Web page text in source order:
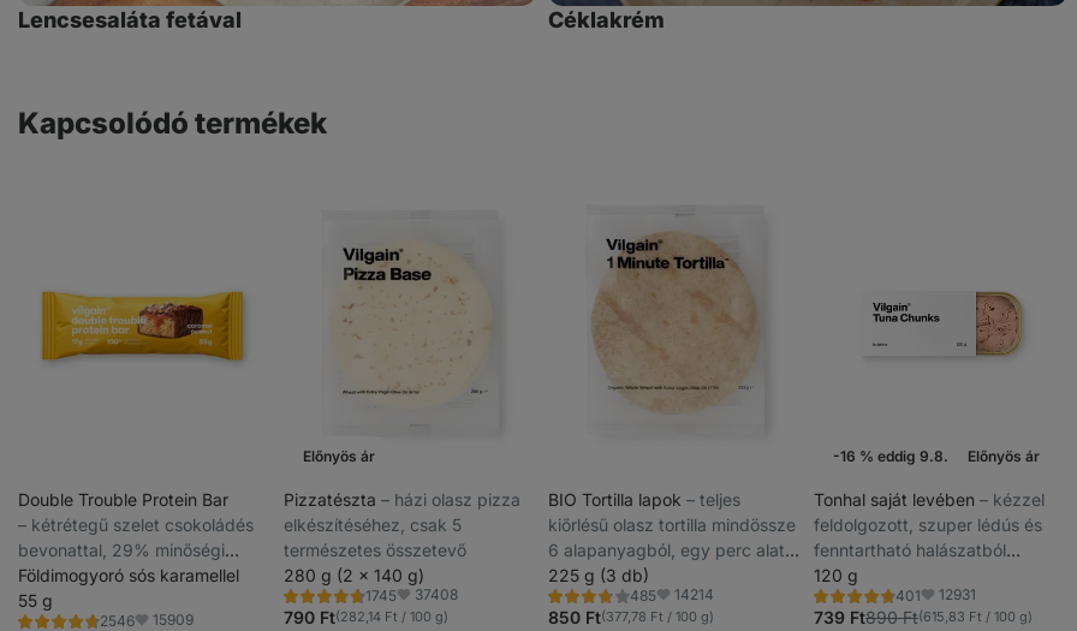
Lencsesaláta fetával Céklakrém
Kapcsolódó termékek
Double Trouble Protein Bar
⁠–⁠ kétrétegű szelet csokoládés
bevonattal, 29% minőségi
fehérje, tartósítószerek és
színezékek nélkül
Földimogyoró sós karamellel
55 g
2546
Értékelés Kedvencek
15909
Előnyös ár
Pizzatészta ⁠–⁠ házi olasz pizza
elkészítéséhez, csak 5
természetes összetevő
280 g (2 x 140 g)
1745
Értékelés
4.8/5,
Kedvencek
37408
790 Ft(282,14 Ft / 100 g)
BIO Tortilla lapok⁠–⁠ teljes
kiőrlésű olasz tortilla mindössze
6 alapanyagból, egy perc alatt
kész
225 g (3 db)
485
Értékelés
3.8/5,
Kedvencek
14214
850 Ft(377,78 Ft / 100 g)
-16 % eddig 9.8. Előnyös ár
Bestseller A hét akciója
Tonhal saját levében ⁠–⁠ kézzel
feldolgozott, szuper lédús és
fenntartható halászatból
származik
120 g
401
Értékelés
4.7/5,
Kedvencek
12931
739 Ft890 Ft(615,83 Ft / 100 g)